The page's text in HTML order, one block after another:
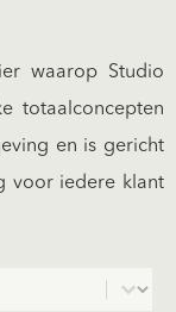
waarop Studio
totaalconcepten
en is gericht
voor iedere klant